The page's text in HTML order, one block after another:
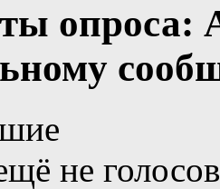
опроса:
не